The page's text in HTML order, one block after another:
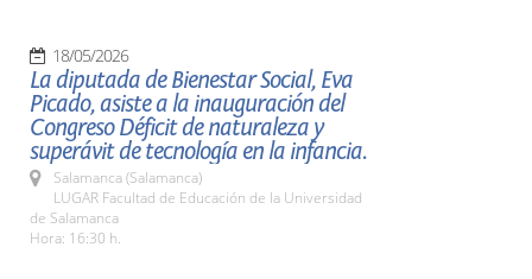
18/05/2026
La diputada de Bienestar Social, Eva
Picado, asiste a la inauguración del
Congreso Déficit de naturaleza y
superávit de tecnología en la infancia.
Salamanca (Salamanca)
LUGAR Facultad de Educación de la Universidad
de Salamanca
Hora: 16:30 h.